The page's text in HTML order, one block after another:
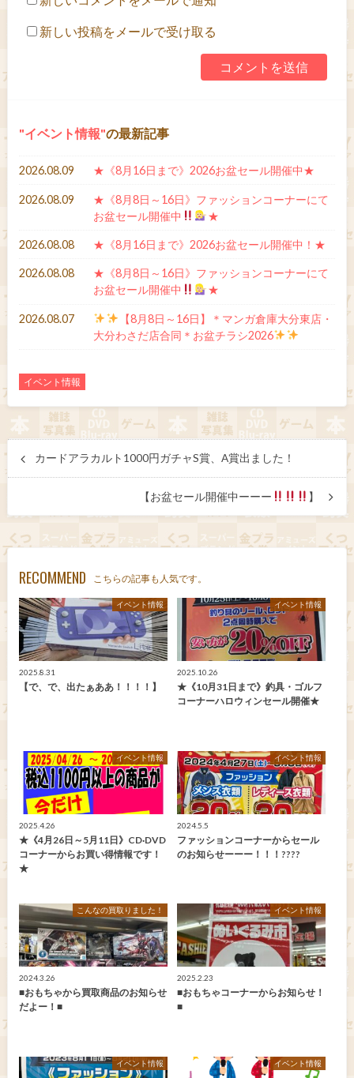
新しい投稿をメールで受け取る
イベント情報 の最新記事
2026.08.09 ★《8月16日まで》2026お盆セール開催中★
2026.08.09
★《8月8日～16日》ファッションコーナーにて
お盆セール開催中
★
2026.08.08 ★《8月16日まで》2026お盆セール開催中！★
2026.08.08
★《8月8日～16日》ファッションコーナーにて
お盆セール開催中
★
2026.08.07
【8月8日～16日】＊マンガ倉庫大分東店・
大分わさだ店合同＊お盆チラシ2026
イベント情報
カードアラカルト1000円ガチャS賞、A賞出ました！
【お盆セール開催中ーーー 】
RECOMMEND こちらの記事も人気です。
イベント情報
2025.8.31
【で、で、出たぁああ！！！！】
イベント情報
2025.10.26
★《10月31日まで》釣具・ゴルフ
コーナーハロウィンセール開催★
イベント情報
2025.4.26
★《4月26日～5月11日》CD·DVD
コーナーからお買い得情報です！
★
イベント情報
2024.5.5
ファッションコーナーからセール
のお知らせーーー！！！????
こんなの買取りました！
2024.3.26
■おもちゃから買取商品のお知らせ
だよー！■
イベント情報
2025.2.23
■おもちゃコーナーからお知らせ！
■
イベント情報 イベント情報